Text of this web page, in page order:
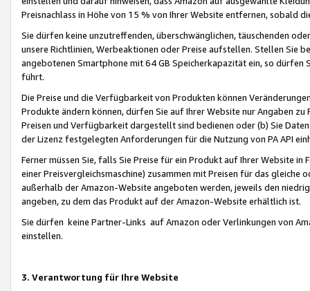
Preisnachlass in Höhe von 15 % von Ihrer Website entfernen, sobald
Sie dürfen keine unzutreffenden, überschwänglichen, täuschenden
unsere Richtlinien, Werbeaktionen oder Preise aufstellen. Stellen Sie
angebotenen Smartphone mit 64 GB Speicherkapazität ein, so dürfen
führt.
Die Preise und die Verfügbarkeit von Produkten können
Produkte ändern können, dürfen Sie auf Ihrer Website nur Angaben
Preisen und Verfügbarkeit dargestellt sind bedienen oder (b) Sie
der Lizenz festgelegten Anforderungen für die Nutzung von PA API
Ferner müssen Sie, falls Sie Preise für ein Produkt auf Ihrer Website
einer Preisvergleichsmaschine) zusammen mit Preisen für das
außerhalb der Amazon-Website angeboten werden, jeweils den
angeben, zu dem das Produkt auf der Amazon-Website erhältlich ist.
Sie dürfen keine Partner-Links auf Amazon oder Verlinkungen von
einstellen.
3. Verantwortung für Ihre Website